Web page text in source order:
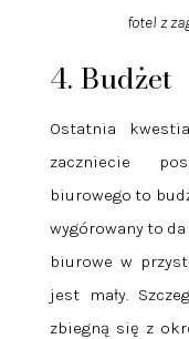
fotel z
4. Budżet
Ostatnia
zaczniecie
biurowego to
wygórowany to
biurowe w
jest mały.
zbiegną się z